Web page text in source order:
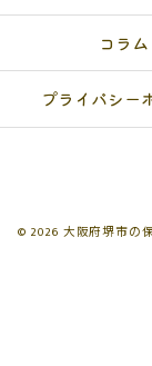
コラム
プライバシー
© 2026 大阪府堺市の